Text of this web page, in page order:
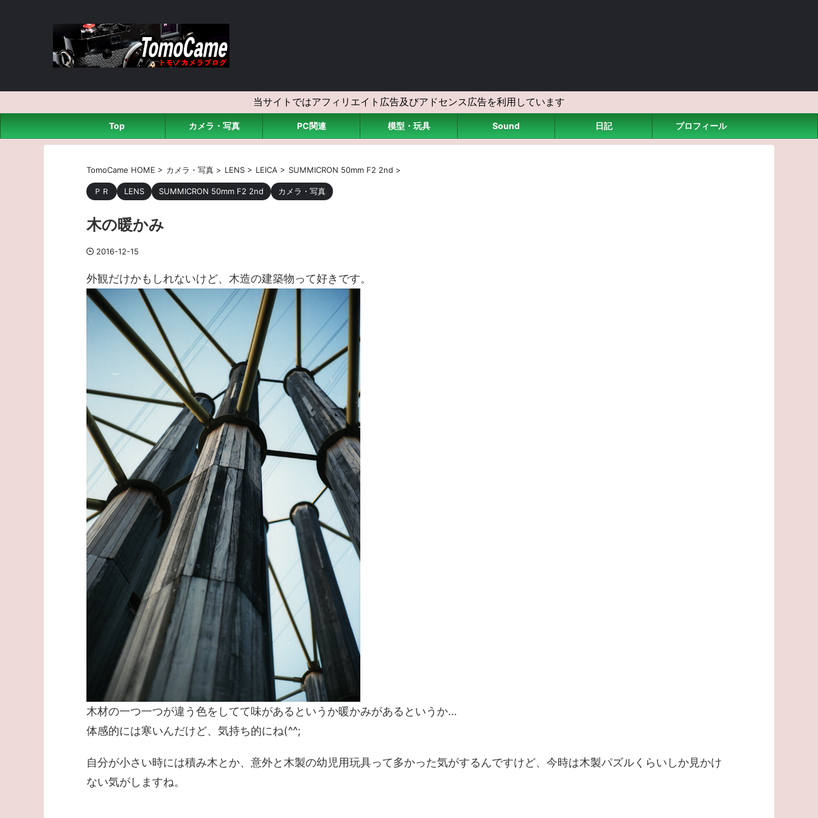
当サイトではアフィリエイト広告及びアドセンス広告を利用しています
Top カメラ・写真 PC関連 模型・玩具 Sound 日記 プロフィール
TomoCame HOME > カメラ・写真 > LENS > LEICA > SUMMICRON 50mm F2 2nd >
ＰＲ LENS SUMMICRON 50mm F2 2nd カメラ・写真
木の暖かみ
2016-12-15
外観だけかもしれないけど、木造の建築物って好きです。
木材の一つ一つが違う色をしてて味があるというか暖かみがあるというか…
体感的には寒いんだけど、気持ち的にね(^^;
自分が小さい時には積み木とか、意外と木製の幼児用玩具って多かった気がするんですけど、今時は木製パズルくらいしか見かけ
ない気がしますね。